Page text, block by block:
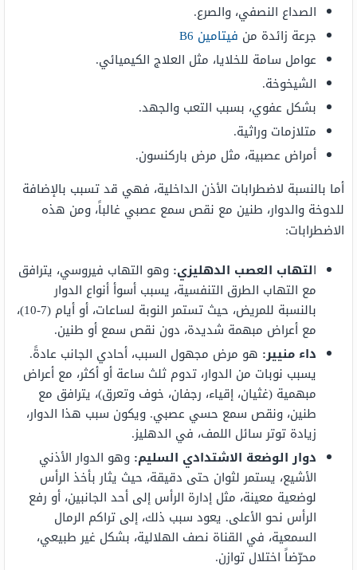
الصداع النصفي، والصرع.
جرعة زائدة من فيتامين B6
عوامل سامة للخلايا، مثل العلاج الكيميائي.
الشيخوخة.
بشكل عفوي، بسبب التعب والجهد.
متلازمات وراثية.
أمراض عصبية، مثل مرض باركنسون.
أما بالنسبة لاضطرابات الأذن الداخلية، فهي قد تسبب بالإضافة
للدوخة والدوار، طنين مع نقص سمع عصبي غالباً، ومن هذه
الاضطرابات:
التهاب العصب الدهليزي: وهو التهاب فيروسي، يترافق
مع التهاب الطرق التنفسية، يسبب أسوأ أنواع الدوار
بالنسبة للمريض، حيث تستمر النوبة لساعات، أو أيام (7-10)،
مع أعراض مبهمة شديدة، دون نقص سمع أو طنين.
داء منيير: هو مرض مجهول السبب، أحادي الجانب عادةً.
يسبب نوبات من الدوار، تدوم ثلث ساعة أو أكثر، مع أعراض
مبهمية (غثيان، إقياء، رجفان، خوف وتعرق)، يترافق مع
طنين، ونقص سمع حسي عصبي. ويكون سبب هذا الدوار،
زيادة توتر سائل اللمف، في الدهليز.
دوار الوضعة الاشتدادي السليم: وهو الدوار الأذني
الأشيع، يستمر لثوان حتى دقيقة، حيث يثار بأخذ الرأس
لوضعية معينة، مثل إدارة الرأس إلى أحد الجانبين، أو رفع
الرأس نحو الأعلى. يعود سبب ذلك، إلى تراكم الرمال
السمعية، في القناة نصف الهلالية، بشكل غير طبيعي،
محرّضاً اختلال توازن.